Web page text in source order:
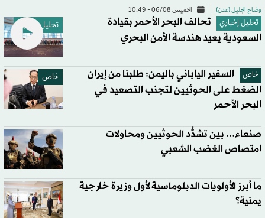
وضاح الجليل (عدن) الخميس 06/08 - 10:49
تحليل إخباري تحليل إخباري
تحالف البحر الأحمر بقيادة
السعودية يعيد هندسة الأمن البحري
خاص خاص
السفير الياباني باليمن: طلبنا من إيران
الضغط على الحوثيين لتجنب التصعيد في
البحر الأحمر
صنعاء... بين تشدُّد الحوثيين ومحاولات
امتصاص الغضب الشعبي
ما أبرز الأولويات الدبلوماسية لأول وزيرة خارجية
يمنية؟